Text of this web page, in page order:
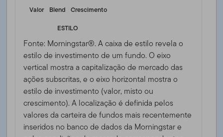
Valor Blend
Crescimento
ESTILO
Fonte: Morningstar®. A caixa de estilo revela o
estilo de investimento de um fundo. O eixo
vertical mostra a capitalização de mercado das
ações subscritas, e o eixo horizontal mostra o
estilo de investimento (valor, misto ou
crescimento). A localização é definida pelos
valores da carteira de fundos mais recentemente
inseridos no banco de dados da Morningstar e